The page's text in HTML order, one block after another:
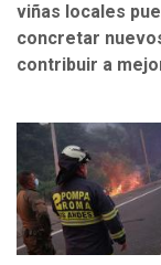
viñas locales
concretar
contribuir a